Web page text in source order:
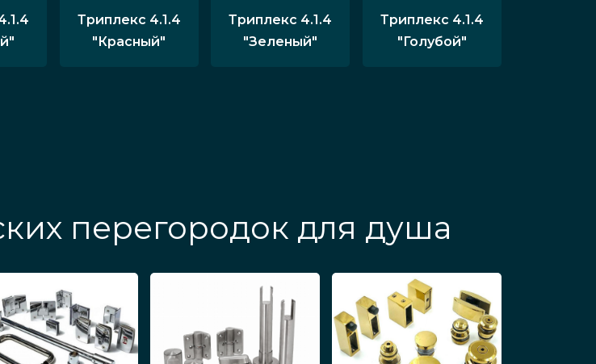
Триплекс 4.1.4
"Красный"
Триплекс 4.1.4
"Зеленый"
Триплекс 4.1.4
"Голубой"
перегородок для душа